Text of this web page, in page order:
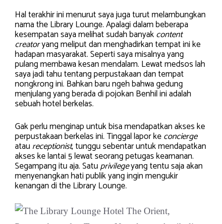
Hal terakhir ini menurut saya juga turut melambungkan
nama the Library Lounge. Apalagi dalam beberapa
kesempatan saya melihat sudah banyakcontent
creatoryang meliput dan menghadirkan tempat ini ke
hadapan masyarakat. Seperti saya misalnya yang
pulang membawa kesan mendalam. Lewat medsos lah
saya jadi tahu tentang perpustakaan dan tempat
nongkrong ini. Bahkan baru ngeh bahwa gedung
menjulang yang berada di pojokan Benhil ini adalah
sebuah hotel berkelas.
Gak perlu menginap untuk bisa mendapatkan akses ke
perpustakaan berkelas ini. Tinggal lapor keconcierge
atau receptionist, tunggu sebentar untuk mendapatkan
akses ke lantai 5 lewat seorang petugas keamanan.
Segampang itu aja. Satuprivilegeyang tentu saja akan
menyenangkan hati publik yang ingin mengukir
kenangan di the Library Lounge.